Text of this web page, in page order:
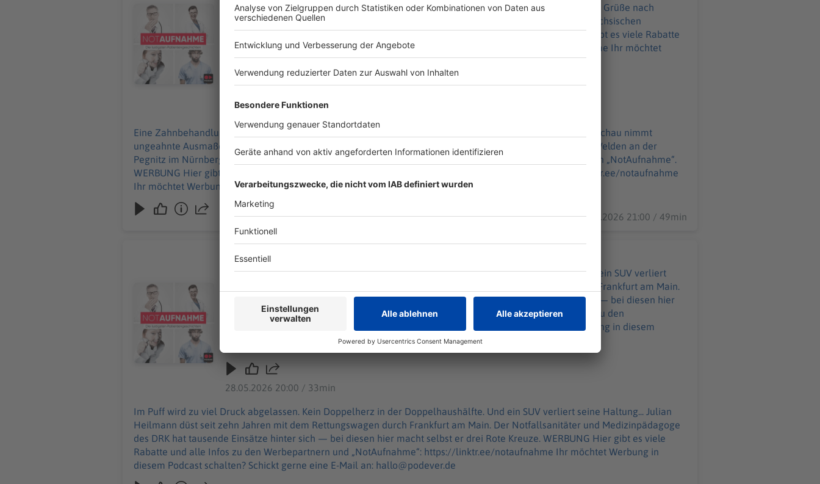
Audiotitel - Chronisch komischUmschau nimmt ungeahnte Ausmaße an und Ralf wird betriebsintern betütatat… Liebe Grüße nach
Brandenburg, München, Velden an der Pegnitz im Nürnberger Land, Schneeberg im sächsischen
Erzgebirge und Stuttgart. Und Prost auf 175 Folgen „NotAufnahme“. WERBUNG Hier gibt es viele Rabatte
und alle Infos zu den Werbepartnern und „NotAufnahme“: https://linktr.ee/notaufnahme Ihr möchtet
Werbung in diesem Podcast schalten? Schickt gerne eine E-Mail an: hallo@podever.de
11.06.2026 21:00 / 49min
Eine Zahnbehandlung endet mit einem Denkzettel von der Decke, die Jagd auf die neueste Apotheken Umschau nimmt
ungeahnte Ausmaße an und Ralf wird betriebsintern betütatat… Liebe Grüße nach Brandenburg, München, Velden an der
Pegnitz im Nürnberger Land, Schneeberg im sächsischen Erzgebirge und Stuttgart. Und Prost auf 175 Folgen „NotAufnahme“.
WERBUNG Hier gibt es viele Rabatte und alle Infos zu den Werbepartnern und „NotAufnahme“: https://linktr.ee/notaufnahme
Ihr möchtet Werbung in diesem Podcast schalten? Schickt gerne eine E-Mail an: hallo@podever.de
11.06.2026 21:00 / 49min
Audiotitel - Ist Frankfurt noch zu Rettungswagen?
Ist Frankfurt noch zu Rettungswagen?
Im Puff wird zu viel Druck abgelassen. Kein Doppelherz in der Doppelhaushälfte. Und ein SUV verliert
seine Haltung... Julian Heilmann düst seit zehn Jahren mit dem Rettungswagen durch Frankfurt am Main.
Der Notfallsanitäter und Medizinpädagoge des DRK hat tausende Einsätze hinter sich — bei diesen hier
macht selbst er drei Rote Kreuze. WERBUNG Hier gibt es viele Rabatte und alle Infos zu den
Podcast schalten? Schickt gerne eine E-Mail an: hallo@podever.de
28.05.2026 20:00 / 33min
Im Puff wird zu viel Druck abgelassen. Kein Doppelherz in der Doppelhaushälfte. Und ein SUV verliert seine Haltung... Julian
Heilmann düst seit zehn Jahren mit dem Rettungswagen durch Frankfurt am Main. Der Notfallsanitäter und Medizinpädagoge
des DRK hat tausende Einsätze hinter sich — bei diesen hier macht selbst er drei Rote Kreuze. WERBUNG Hier gibt es viele
Rabatte und alle Infos zu den Werbepartnern und „NotAufnahme“: https://linktr.ee/notaufnahme Ihr möchtet Werbung in
diesem Podcast schalten? Schickt gerne eine E-Mail an: hallo@podever.de